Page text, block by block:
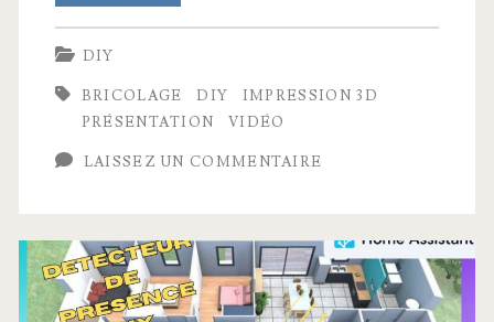
SALON
fabriqué
écran
!
(léger
DIY
BRICOLAGE DIY
IMPRESSION 3D
PRÉSENTATION
VIDÉO
LAISSEZ UN COMMENTAIRE